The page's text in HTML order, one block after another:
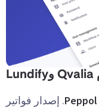
. إصدار فواتير